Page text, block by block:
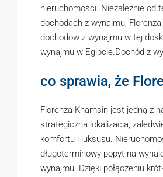
nieruchomości. Niezależnie od
dochodach z wynajmu,
dochodów z wynajmu w tej
wynajmu w Egipcie.Dochód z
co sprawia, że
Florenza Khamsin jest jedną z
strategiczna lokalizacja,
komfortu i luksusu.
długoterminowy popyt na
wynajmu. Dzięki połączeniu